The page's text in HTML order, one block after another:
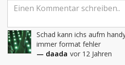
Schad kann ichs aufm
immer format fehler
— daada vor 12 Jahren